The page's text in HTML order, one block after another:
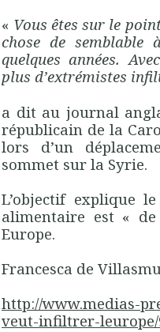
« Vous êtes sur le
chose de
quelques années.
plus d’extrémistes
a dit au journal
républicain de la
lors d’un
sommet sur la Syrie.
L’objectif explique
alimentaire est «
Europe.
Francesca de
http://www.medias-
veut-infiltrer-leurope/